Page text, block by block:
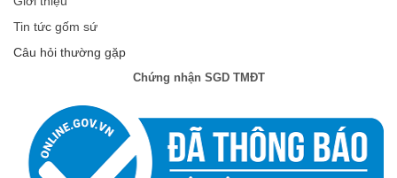
Tin tức gốm sứ
Câu hỏi thường gặp
Chứng nhận SGD TMĐT